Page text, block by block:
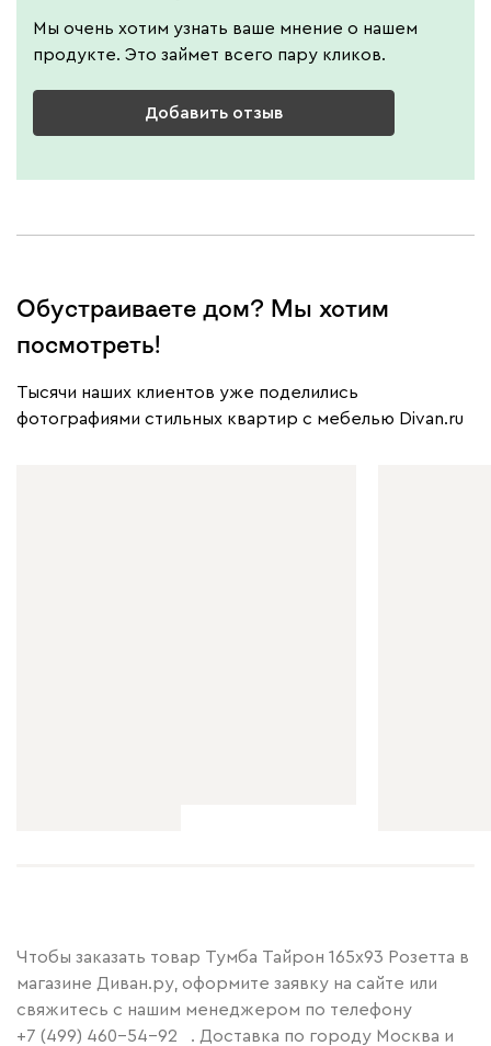
Мы очень хотим узнать ваше мнение о нашем
продукте. Это займет всего пару кликов.
Добавить отзыв
Обустраиваете дом? Мы хотим
посмотреть!
Тысячи наших клиентов уже поделились
фотографиями стильных квартир с мебелью Divan.ru
Чтобы заказать товар Тумба Тайрон 165x93 Розетта в
магазине Диван.ру, оформите заявку на сайте или
свяжитесь с нашим менеджером по телефону
+7 (499) 460-54-92
. Доставка по городу Москва и